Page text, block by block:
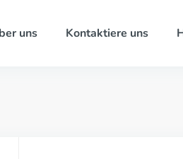
uns Kontaktiere uns